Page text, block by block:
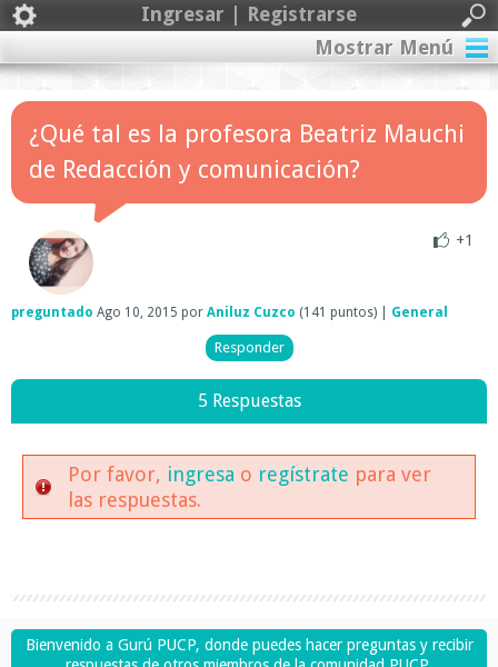
Ingresar | Registrarse
Mostrar Menú
¿Qué tal es la profesora Beatriz Mauchi
de Redacción y comunicación?
+1
preguntado Ago 10, 2015 por Aniluz Cuzco (141 puntos) General
5 Respuestas
Por favor, ingresa o regístrate para ver
las respuestas.
Bienvenido a Gurú PUCP, donde puedes hacer preguntas y recibir